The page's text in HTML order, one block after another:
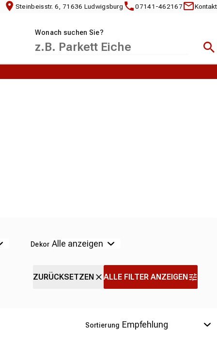
Steinbeisstr. 6, 71636 Ludwigsburg 07141-462167 Kontakt
Wonach suchen Sie?
Dekor
ZURÜCKSETZEN ALLE FILTER ANZEIGEN
Sortierung